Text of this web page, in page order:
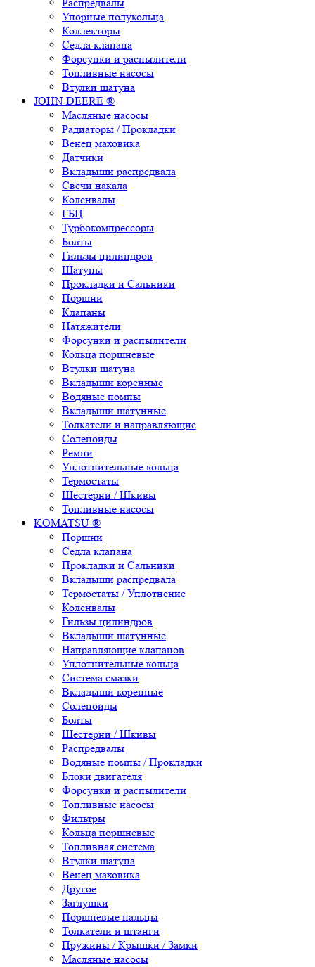
Упорные полукольца
Коллекторы
Седла клапана
Форсунки и распылители
Топливные насосы
Втулки шатуна
JOHN DEERE ®
Масляные насосы
Радиаторы / Прокладки
Венец маховика
Датчики
Вкладыши распредвала
Свечи накала
Коленвалы
ГБЦ
Турбокомпрессоры
Болты
Гильзы цилиндров
Шатуны
Прокладки и Сальники
Поршни
Клапаны
Натяжители
Форсунки и распылители
Кольца поршневые
Втулки шатуна
Вкладыши коренные
Водяные помпы
Вкладыши шатунные
Толкатели и направляющие
Соленоиды
Ремни
Уплотнительные кольца
Термостаты
Шестерни / Шкивы
Топливные насосы
KOMATSU ®
Поршни
Седла клапана
Прокладки и Сальники
Вкладыши распредвала
Термостаты / Уплотнение
Коленвалы
Гильзы цилиндров
Вкладыши шатунные
Направляющие клапанов
Уплотнительные кольца
Система смазки
Вкладыши коренные
Соленоиды
Болты
Шестерни / Шкивы
Распредвалы
Водяные помпы / Прокладки
Блоки двигателя
Форсунки и распылители
Топливные насосы
Фильтры
Кольца поршневые
Топливная система
Втулки шатуна
Венец маховика
Другое
Заглушки
Поршневые пальцы
Толкатели и штанги
Пружины / Крышки / Замки
Масляные насосы